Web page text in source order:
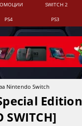
SWITCH 2
PS4 PS3
Nintendo Switch
Edition
SWITCH]